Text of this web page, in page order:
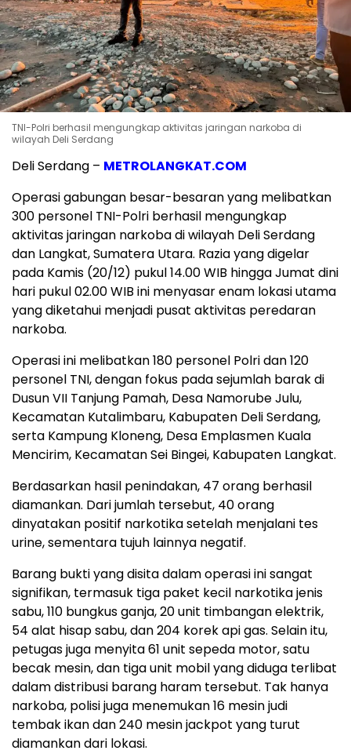
TNI-Polri berhasil mengungkap aktivitas jaringan narkoba di
wilayah Deli Serdang
Deli Serdang – METROLANGKAT.COM
Operasi gabungan besar-besaran yang melibatkan
300 personel TNI-Polri berhasil mengungkap
aktivitas jaringan narkoba di wilayah Deli Serdang
dan Langkat, Sumatera Utara. Razia yang digelar
pada Kamis (20/12) pukul 14.00 WIB hingga Jumat dini
hari pukul 02.00 WIB ini menyasar enam lokasi utama
yang diketahui menjadi pusat aktivitas peredaran
narkoba.
Operasi ini melibatkan 180 personel Polri dan 120
personel TNI, dengan fokus pada sejumlah barak di
Dusun VII Tanjung Pamah, Desa Namorube Julu,
Kecamatan Kutalimbaru, Kabupaten Deli Serdang,
serta Kampung Kloneng, Desa Emplasmen Kuala
Mencirim, Kecamatan Sei Bingei, Kabupaten Langkat.
Berdasarkan hasil penindakan, 47 orang berhasil
diamankan. Dari jumlah tersebut, 40 orang
dinyatakan positif narkotika setelah menjalani tes
urine, sementara tujuh lainnya negatif.
Barang bukti yang disita dalam operasi ini sangat
signifikan, termasuk tiga paket kecil narkotika jenis
sabu, 110 bungkus ganja, 20 unit timbangan elektrik,
54 alat hisap sabu, dan 204 korek api gas. Selain itu,
petugas juga menyita 61 unit sepeda motor, satu
becak mesin, dan tiga unit mobil yang diduga terlibat
dalam distribusi barang haram tersebut. Tak hanya
narkoba, polisi juga menemukan 16 mesin judi
tembak ikan dan 240 mesin jackpot yang turut
diamankan dari lokasi.